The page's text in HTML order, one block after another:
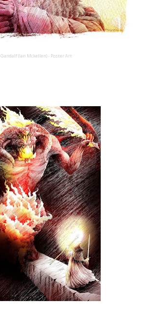
Gandalf (Ian Mckellen) - Poster Art